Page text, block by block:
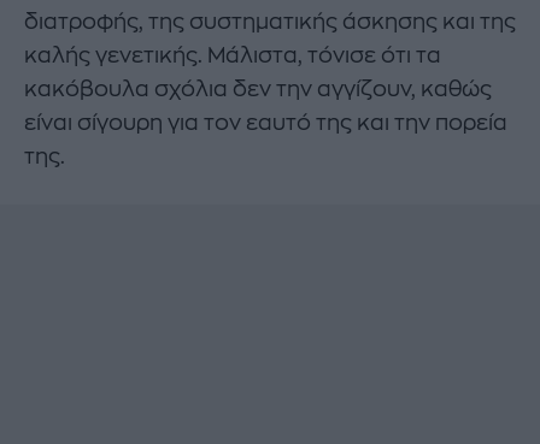
διατροφής, της συστηματικής άσκησης και της
καλής γενετικής. Μάλιστα, τόνισε ότι τα
κακόβουλα σχόλια δεν την αγγίζουν, καθώς
είναι σίγουρη για τον εαυτό της και την πορεία
της.